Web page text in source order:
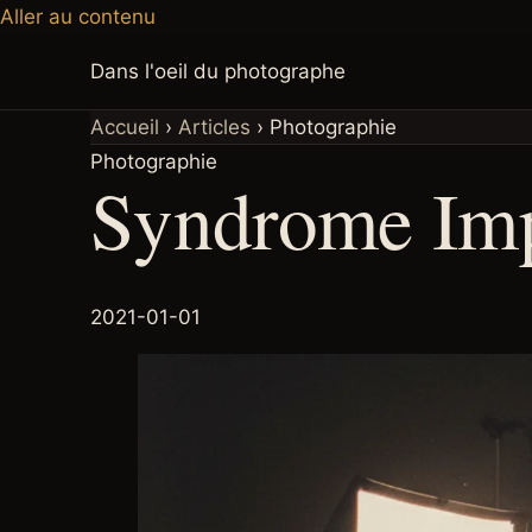
Aller au contenu
Dans l'oeil du photographe
Accueil › Articles › Photographie
Photographie
Syndrome
2021-01-01